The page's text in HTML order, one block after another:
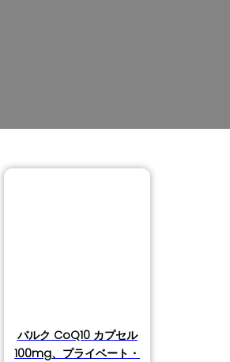
バルク CoQ10 カプセル
100mg、プライベート・